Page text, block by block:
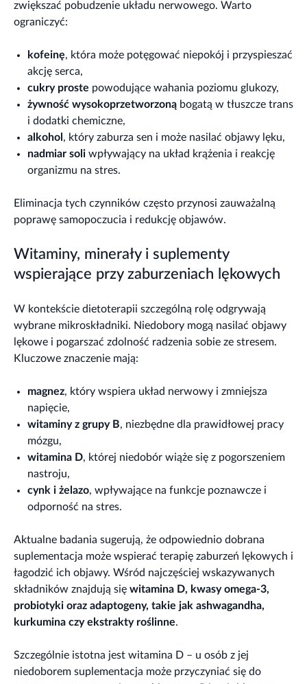
zwiększać pobudzenie układu nerwowego. Warto
ograniczyć:
kofeinę, która może potęgować niepokój i przyspieszać
akcję serca,
cukry proste powodujące wahania poziomu glukozy,
żywność wysokoprzetworzoną bogatą w tłuszcze trans
i dodatki chemiczne,
alkohol , który zaburza sen i może nasilać objawy lęku,
nadmiar soli wpływający na układ krążenia i reakcję
organizmu na stres.
Eliminacja tych czynników często przynosi zauważalną
poprawę samopoczucia i redukcję objawów.
Witaminy, minerały i suplementy
wspierające przy zaburzeniach lękowych
W kontekście dietoterapii szczególną rolę odgrywają
wybrane mikroskładniki. Niedobory mogą nasilać objawy
lękowe i pogarszać zdolność radzenia sobie ze stresem.
Kluczowe znaczenie mają:
magnez, który wspiera układ nerwowy i zmniejsza
napięcie,
witaminy z grupy B, niezbędne dla prawidłowej pracy
mózgu,
witamina D, której niedobór wiąże się z pogorszeniem
nastroju,
cynk i żelazo, wpływające na funkcje poznawcze i
odporność na stres.
Aktualne badania sugerują, że odpowiednio dobrana
suplementacja może wspierać terapię zaburzeń lękowych i
łagodzić ich objawy. Wśród najczęściej wskazywanych
składników znajdują się witamina D, kwasy omega-3,
probiotyki oraz adaptogeny, takie jak ashwagandha,
kurkumina czy ekstrakty roślinne.
Szczególnie istotna jest witamina D – u osób z jej
niedoborem suplementacja może przyczyniać się do